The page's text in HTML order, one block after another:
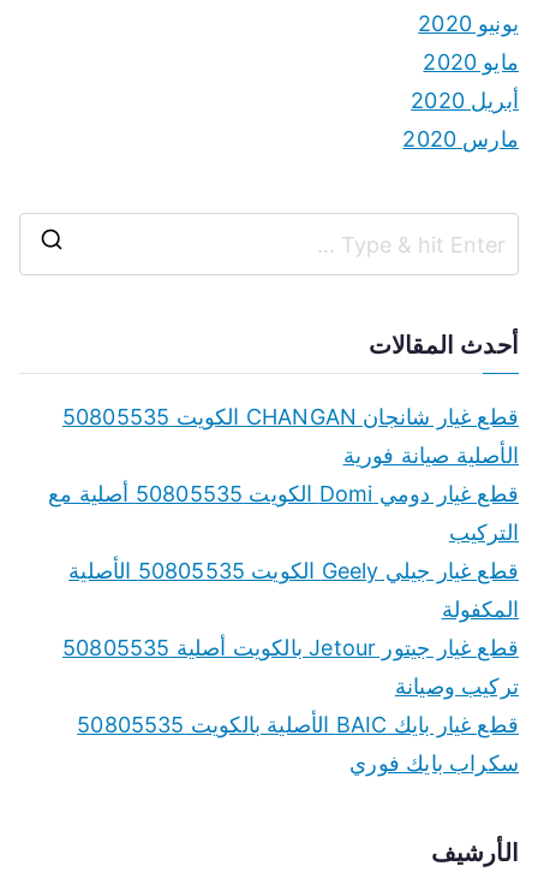
يونيو 2020
مايو 2020
أبريل 2020
مارس 2020
r
أحدث المقالات
قطع غيار شانجان CHANGAN الكويت 50805535
الأصلية صيانة فورية
قطع غيار دومي Domi الكويت 50805535 أصلية مع
التركيب
قطع غيار جيلي Geely الكويت 50805535 الأصلية
المكفولة
قطع غيار جيتور Jetour بالكويت أصلية 50805535
تركيب وصيانة
قطع غيار بايك BAIC الأصلية بالكويت 50805535
سكراب بايك فوري
الأرشيف